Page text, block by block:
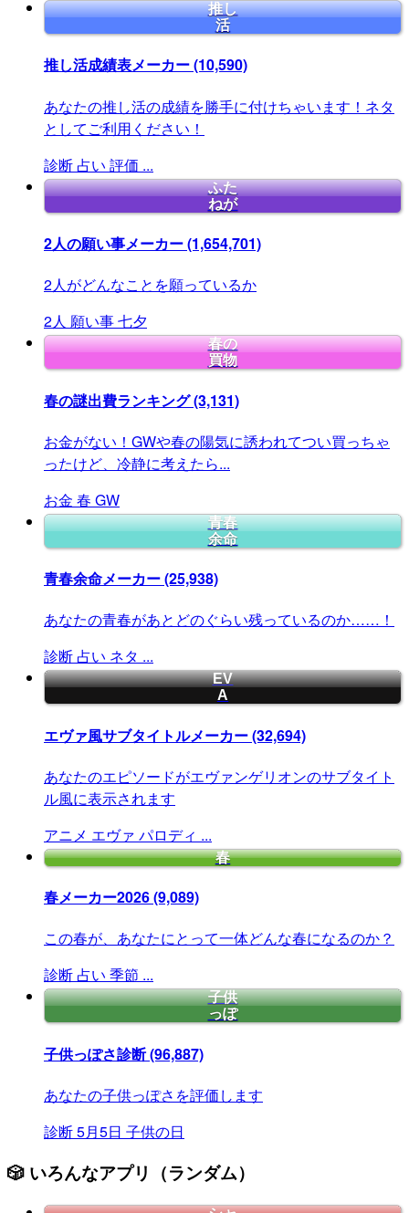
推し
活
推し活成績表メーカー(10,590)
あなたの推し活の成績を勝手に付けちゃいます！ネタ
としてご利用ください！
診断 占い 評価 ...
ふた
ねが
2人の願い事メーカー(1,654,701)
2人がどんなことを願っているか
2人 願い事七夕
春の
買物
春の謎出費ランキング(3,131)
お金がない！GWや春の陽気に誘われてつい買っちゃ
ったけど、冷静に考えたら...
お金 春 GW
青春
余命
青春余命メーカー(25,938)
あなたの青春があとどのぐらい残っているのか……！
診断 占い ネタ ...
EV
A
エヴァ風サブタイトルメーカー(32,694)
あなたのエピソードがエヴァンゲリオンのサブタイト
ル風に表示されます
アニメ エヴァ パロディ ...
春
春メーカー2026(9,089)
この春が、あなたにとって一体どんな春になるのか？
診断 占い 季節 ...
子供
っぽ
子供っぽさ診断(96,887)
あなたの子供っぽさを評価します
診断5月5日 子供の日
🎲 いろんなアプリ（ランダム）